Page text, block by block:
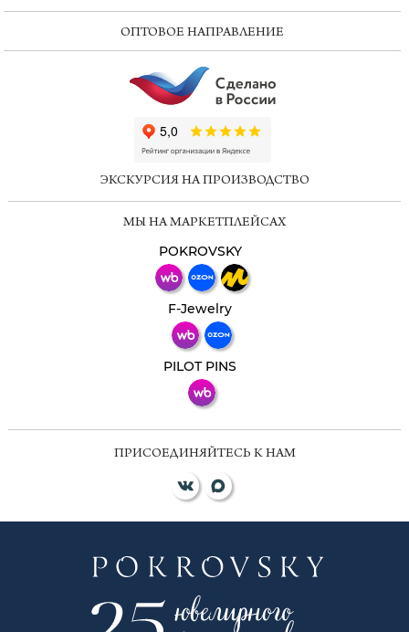
ОПТОВОЕ НАПРАВЛЕНИЕ
ЭКСКУРСИЯ НА ПРОИЗВОДСТВО
МЫ НА МАРКЕТПЛЕЙСАХ
POKROVSKY
F-Jewelry
PILOT PINS
ПРИСОЕДИНЯЙТЕСЬ К НАМ